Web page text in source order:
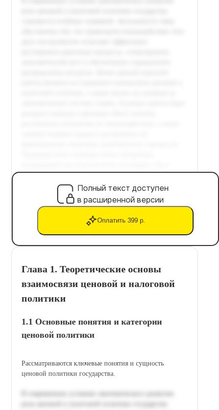
Полный текст доступен
в расширенной версии
Оплатить 399 р.
Глава 1. Теоретические основы
взаимосвязи ценовой и налоговой
политики
1.1 Основные понятия и категории
ценовой политики
Рассматриваются ключевые понятия и сущность
ценовой политики государства.